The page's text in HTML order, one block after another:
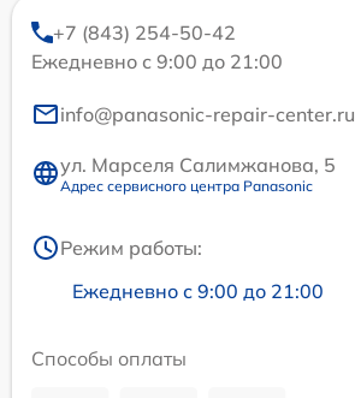
+7 (843) 254-50-42
Ежедневно с 9:00 до 21:00
info@panasonic-repair-center.ru
ул. Марселя Салимжанова, 5
Адрес сервисного центра Panasonic
Режим работы:
Ежедневно с 9:00 до 21:00
Способы оплаты